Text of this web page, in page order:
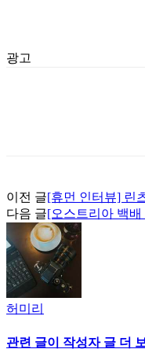
광고
이전 글[휴먼 인터뷰] 린
다음 글[오스트리아 백
허미리
관련 글이 작성자 글 더